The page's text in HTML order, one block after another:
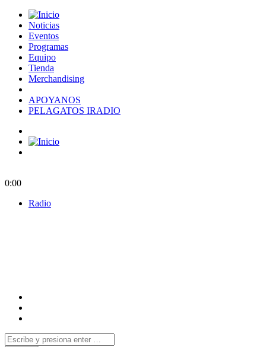
Noticias
Eventos
Programas
Equipo
Tienda
Merchandising
APOYANOS
PELAGATOS IRADIO
0:00
Radio